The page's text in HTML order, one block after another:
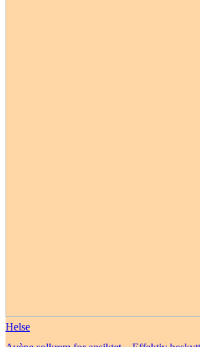
Helse